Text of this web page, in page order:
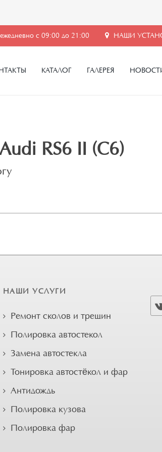
ежедневно с 09:00 до 21:00 НАШИ
КАТАЛОГ ГАЛЕРЕЯ
RS6 II (C6)
НАШИ УСЛУГИ
Ремонт сколов и трещин
Полировка автостекол
Замена автостекла
Тонировка автостёкол и фар
Антидождь
Полировка кузова
Полировка фар